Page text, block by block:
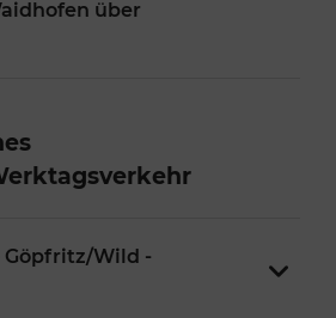
über
Göpfritz/Wild -